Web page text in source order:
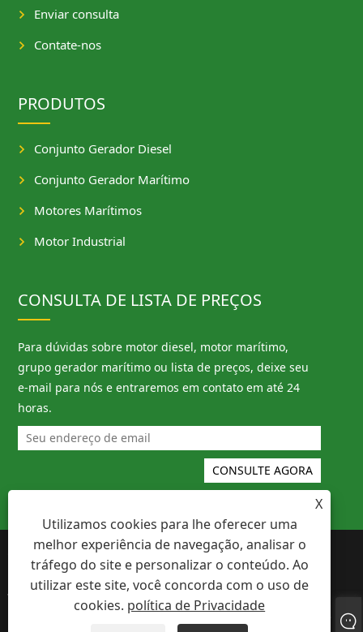
X
Utilizamos cookies para lhe oferecer uma
melhor experiência de navegação, analisar o
tráfego do site e personalizar o conteúdo. Ao
utilizar este site, você concorda com o uso de
cookies. política de Privacidade
Enviar consulta
Contate-nos
PRODUTOS
Conjunto Gerador Diesel
Conjunto Gerador Marítimo
Motores Marítimos
Motor Industrial
CONSULTA DE LISTA DE PREÇOS
Para dúvidas sobre motor diesel, motor marítimo,
grupo gerador marítimo ou lista de preços, deixe seu
e-mail para nós e entraremos em contato em até 24
horas.
Copyright © 2023 Ningbo Megawatt
Machinery Co., Ltd. - Motor Diesel, Motor
Marítimo, Conjunto Gerador Marítimo -
Todos os direitos reservados.
Links
Sitemap